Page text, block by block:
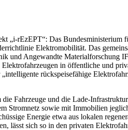
„i-rEzEPT“: Das
Elektromobilität. Das
und Angewandte Materialforschung
in öffentliche und
rückspeisefähige
Fahrzeuge und die Lade-
Stromnetz sowie mit Immobilien
Energie etwa aus lokalen
lässt sich so in den privaten